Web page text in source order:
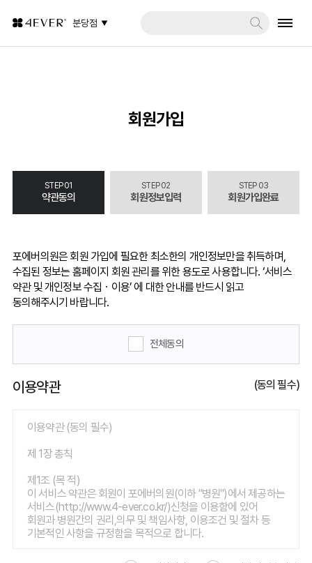
분당점
회원가입
STEP 01
약관동의
STEP 02
회원정보입력
STEP 03
회원가입완료
포에버의원은 회원 가입에 필요한 최소한의 개인정보만을 취득하며,
수집된 정보는 홈페이지 회원 관리를 위한 용도로 사용합니다. ‘서비스
약관 및 개인정보 수집ㆍ이용’ 에 대한 안내를 반드시 읽고
동의해주시기 바랍니다.
전체동의
이용약관 (동의 필수)
이용약관 (동의 필수)
제 1장 총칙
제1조 (목 적)
이 서비스 약관은 회원이 포에버의원(이하 "병원")에서 제공하는
서비스(http://www.4-ever.co.kr/)신청을 이용함에 있어
회원과 병원간의 권리,의무 및 책임사항, 이용조건 및 절차 등
기본적인 사항을 규정함을 목적으로 합니다.
제2조 (약관의 효력 및 변경)